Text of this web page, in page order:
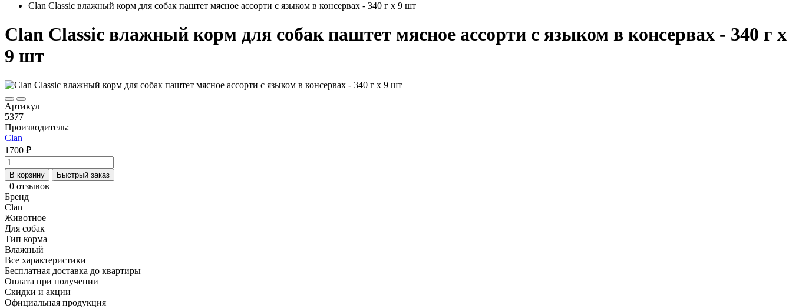
Clan Classic влажный корм для собак паштет мясное ассорти с языком в консервах - 340 г x 9 шт
Clan Classic влажный корм для собак паштет мясное ассорти с языком в консервах - 340 г x
9 шт
Артикул
5377
Производитель:
Clan
1700 ₽
В корзину Быстрый заказ
0 отзывов
Бренд
Clan
Животное
Для собак
Тип корма
Влажный
Все характеристики
Бесплатная доставка до квартиры
Оплата при получении
Скидки и акции
Официальная продукция